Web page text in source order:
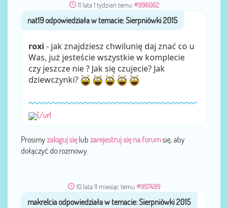
11 lata 1 tydzień temu #996062
przeznat19
roxi - jak znajdziesz chwilunię daj znać co u
Was, już jesteście wszystkie w komplecie
czy jeszcze nie ? Jak się czujecie? Jak
dziewczynki?
[/url
Prosimyzaloguj sięlub zarejestruj się na forumsię, aby
dołączyć do rozmowy.
10 lata 11 miesiąc temu #997499
przezmakrelcia